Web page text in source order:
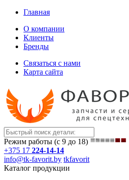
Главная
О компании
Клиенты
Бренды
Связаться с нами
Карта сайта
Режим работы (с 9 до 18)
+375 17 224-14-14
info@tk-favorit.by tkfavorit
Каталог продукции